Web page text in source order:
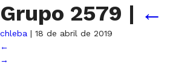
Grupo 2579 | ←
chleba | 18 de abril de 2019
←
→